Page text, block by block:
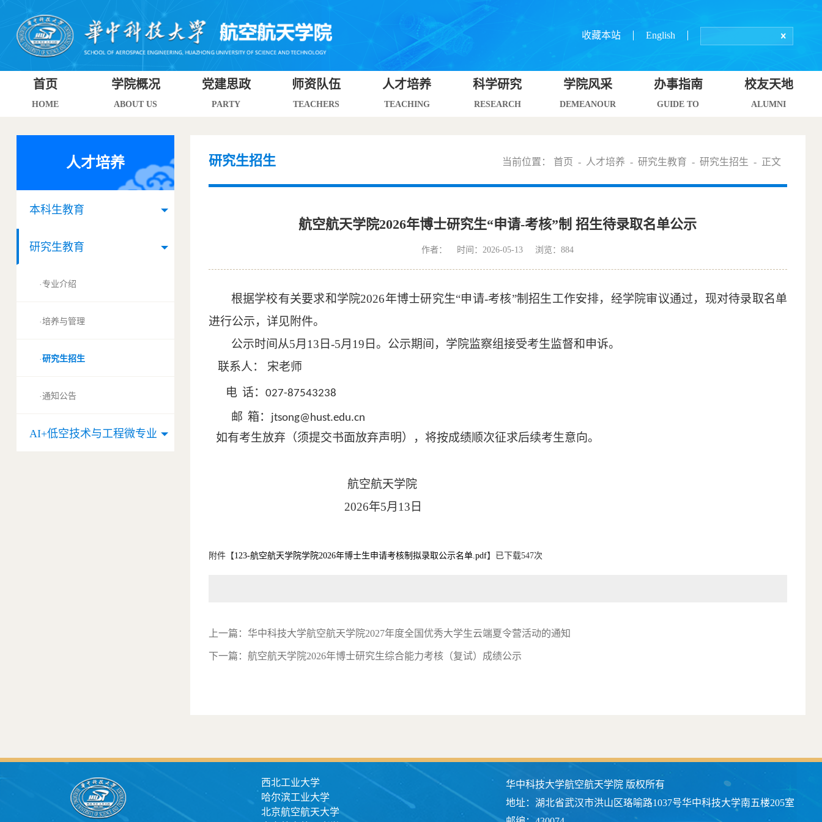
收藏本站 English
首页
HOME
学院概况
ABOUT US
党建思政
PARTY
师资队伍
TEACHERS
人才培养
TEACHING
科学研究
RESEARCH
学院风采
DEMEANOUR
办事指南
GUIDE TO
校友天地
ALUMNI
人才培养
本科生教育
研究生教育
·专业介绍
·培养与管理
·研究生招生
·通知公告
AI+低空技术与工程微专业
研究生招生 当前位置： 首页 - 人才培养 -研究生教育 -研究生招生 - 正文
航空航天学院2026年博士研究生“申请-考核”制 招生待录取名单公示
作者： 时间：2026-05-13 浏览：884
根据学校有关要求和学院2026年博士研究生“申请-考核”制招生工作安排，经学院审议通过，现对待录取名单
进行公示，详见附件。
公示时间从5月 13 日-5月 19 日。公示期间，学院监察组接受考生监督和申诉。
联系人：
宋老师
电 话： 027-87543238
邮 箱： jtsong@hust.edu.cn
如有考生放弃（须提交书面放弃声明），将按成绩顺次征求后续考生意向。
航空航天学院
2026年5月 13 日
附件【123-航空航天学院学院2026年博士生申请考核制拟录取公示名单.pdf】已下载547次
上一篇： 华中科技大学航空航天学院2027年度全国优秀大学生云端夏令营活动的通知
下一篇： 航空航天学院2026年博士研究生综合能力考核（复试）成绩公示
西北工业大学
哈尔滨工业大学
北京航空航天大学
华中科技大学航空航天学院 版权所有
地址：湖北省武汉市洪山区珞喻路1037号华中科技大学南五楼205室